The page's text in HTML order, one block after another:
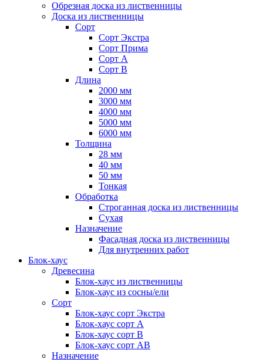
Обрезная доска из лиственницы
Доска из лиственницы
Сорт
Сорт Экстра
Сорт Прима
Сорт А
Сорт B
Длина
2000 мм
3000 мм
4000 мм
5000 мм
6000 мм
Толщина
28 мм
40 мм
50 мм
Тонкая
Обработка
Строганная доска из лиственницы
Сухая
Назначение
Фасадная доска из лиственницы
Для внутренних работ
Блок-хаус
Древесина
Блок-хаус из лиственницы
Блок-хаус из сосны/ели
Сорт
Блок-хаус сорт Экстра
Блок-хаус сорт А
Блок-хаус сорт B
Блок-хаус сорт АВ
Назначение